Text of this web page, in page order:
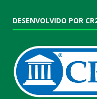
DESENVOLVIDO POR